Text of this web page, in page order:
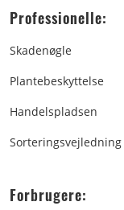
Professionelle:
Skadenøgle
Plantebeskyttelse
Handelspladsen
Sorteringsvejledning
Forbrugere: